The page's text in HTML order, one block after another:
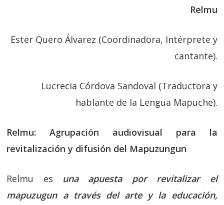
Relmu
Ester Quero Álvarez (Coordinadora, Intérprete y
cantante).
Lucrecia Córdova Sandoval (Traductora y
hablante de la Lengua Mapuche).
Relmu: Agrupación audiovisual para la
revitalización y difusión del Mapuzungun
Relmu es una apuesta por revitalizar el
mapuzugun a través del arte y la educación,